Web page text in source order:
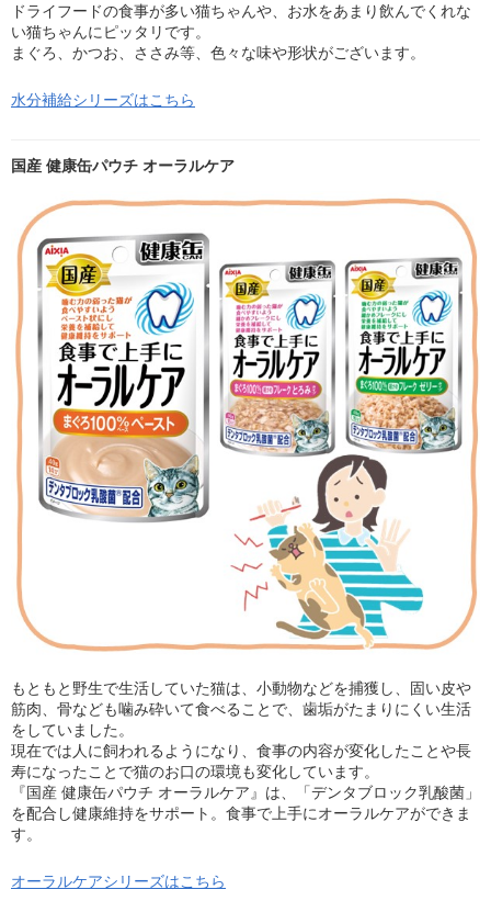
ドライフードの食事が多い猫ちゃんや、お水をあまり飲んでくれな
い猫ちゃんにピッタリです。
まぐろ、かつお、ささみ等、色々な味や形状がございます。
水分補給シリーズはこちら
国産 健康缶パウチ オーラルケア
もともと野生で生活していた猫は、小動物などを捕獲し、固い皮や
筋肉、骨なども噛み砕いて食べることで、歯垢がたまりにくい生活
をしていました。
現在では人に飼われるようになり、食事の内容が変化したことや長
寿になったことで猫のお口の環境も変化しています。
『国産 健康缶パウチ オーラルケア』は、「デンタブロック乳酸菌」
を配合し健康維持をサポート。食事で上手にオーラルケアができま
す。
オーラルケアシリーズはこちら